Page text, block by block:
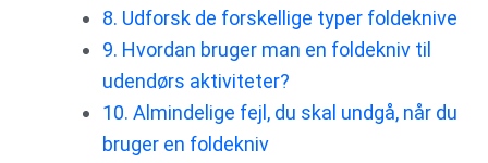
8. Udforsk de forskellige typer foldeknive
9. Hvordan bruger man en foldekniv til
udendørs aktiviteter?
10. Almindelige fejl, du skal undgå, når du
bruger en foldekniv